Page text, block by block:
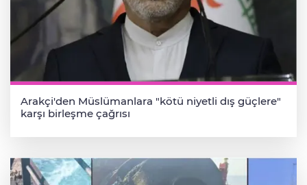
Arakçi'den Müslümanlara "kötü niyetli dış güçlere"
karşı birleşme çağrısı